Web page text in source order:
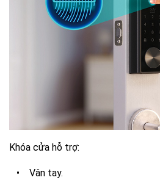
Khóa cửa hỗ trợ:
• Vân tay.